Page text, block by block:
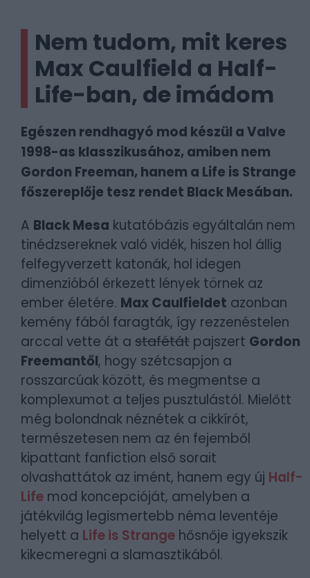
Nem tudom, mit keres
Max Caulfield a Half-
Life-ban, de imádom
Egészen rendhagyó mod készül a Valve
1998-as klasszikusához, amiben nem
Gordon Freeman, hanem a Life is Strange
főszereplője tesz rendet Black Mesában.
A Black Mesa kutatóbázis egyáltalán nem
tinédzsereknek való vidék, hiszen hol állig
felfegyverzett katonák, hol idegen
dimenzióból érkezett lények törnek az
ember életére. Max Caulfieldet azonban
kemény fából faragták, így rezzenéstelen
arccal vette át a stafétát pajszert Gordon
Freemantől, hogy szétcsapjon a
rosszarcúak között, és megmentse a
komplexumot a teljes pusztulástól. Mielőtt
még bolondnak néznétek a cikkírót,
természetesen nem az én fejemből
kipattant fanfiction első sorait
olvashattátok az imént, hanem egy új Half-
Life mod koncepcióját, amelyben a
játékvilág legismertebb néma leventéje
helyett a Life is Strange hősnője igyekszik
kikecmeregni a slamasztikából.